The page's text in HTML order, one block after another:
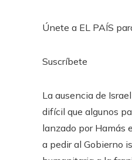
Únete a EL PAÍS
Suscríbete
La ausencia de
difícil que algunos
lanzado por Hamás
a pedir al Gobierno